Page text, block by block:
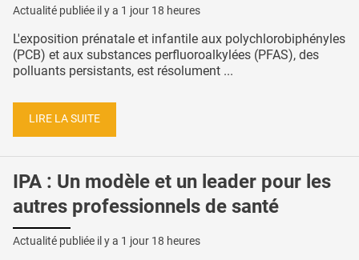
Actualité publiée il y a 1 jour 18 heures
L'exposition prénatale et infantile aux polychlorobiphényles
(PCB) et aux substances perfluoroalkylées (PFAS), des
polluants persistants, est résolument ...
LIRE LA SUITE
IPA : Un modèle et un leader pour les
autres professionnels de santé
Actualité publiée il y a 1 jour 18 heures